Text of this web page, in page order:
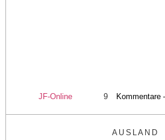
JF-Online 9
AUSLAND